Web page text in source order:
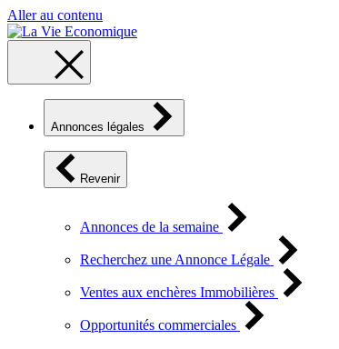
Aller au contenu
Annonces légales
Revenir
Annonces de la semaine
Recherchez une Annonce Légale
Ventes aux enchères Immobilières
Opportunités commerciales